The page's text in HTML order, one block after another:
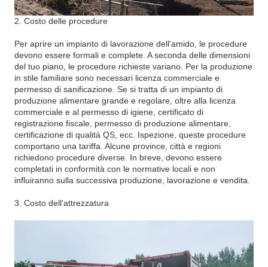
2. Costo delle procedure
Per aprire un impianto di lavorazione dell'amido, le procedure
devono essere formali e complete. A seconda delle dimensioni
del tuo piano, le procedure richieste variano. Per la produzione
in stile familiare sono necessari licenza commerciale e
permesso di sanificazione. Se si tratta di un impianto di
produzione alimentare grande e regolare, oltre alla licenza
commerciale e al permesso di igiene, certificato di
registrazione fiscale, permesso di produzione alimentare,
certificazione di qualità QS, ecc. Ispezione, queste procedure
comportano una tariffa. Alcune province, città e regioni
richiedono procedure diverse. In breve, devono essere
completati in conformità con le normative locali e non
influiranno sulla successiva produzione, lavorazione e vendita.
3. Costo dell'attrezzatura